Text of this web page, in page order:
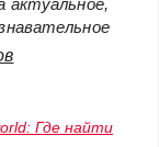
актуальное,
Где найти